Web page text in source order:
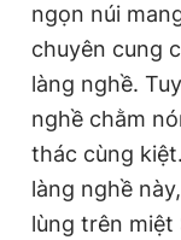
ngọn núi
chuyên cung
làng nghề.
nghề chằm
thác cùng
làng nghề
lùng trên miệt